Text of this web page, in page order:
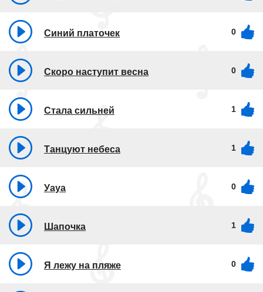
Синий платочек 0
Скоро наступит весна 0
Стала сильней 1
Танцуют небеса 1
Уауа 0
Шапочка 1
Я лежу на пляже 0